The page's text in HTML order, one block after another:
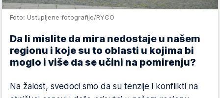
Foto: Ustupljene fotografije/RYCO
Da li mislite da mira nedostaje u našem
regionu i koje su to oblasti u kojima bi
moglo i više da se učini na pomirenju?
Na žalost, svedoci smo da su tenzije i konflikti na